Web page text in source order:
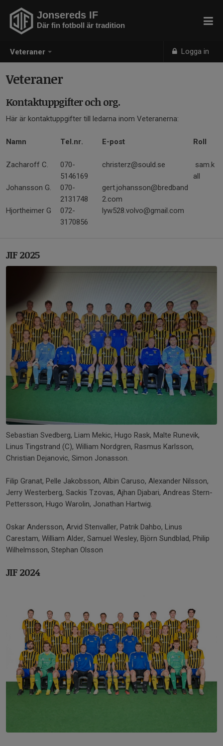
Veteraner Logga in
Jonsereds IF
Där fin fotboll är tradition
Veteraner
Kontaktuppgifter och org.
Här är kontaktuppgifter till ledarna inom Veteranerna:
Namn Tel.nr. E-post Roll
Zacharoff C.
070-
5146169
christerz@sould.se
sam.k
all
Johansson G.
070-
2131748
gert.johansson@bredband
2.com
Hjortheimer G
072-
3170856
lyw528.volvo@gmail.com
JIF 2025
Sebastian Svedberg, Liam Mekic, Hugo Rask, Malte Runevik,
Linus Tingstrand (C), William Nordgren, Rasmus Karlsson,
Christian Dejanovic, Simon Jonasson.
Filip Granat, Pelle Jakobsson, Albin Caruso, Alexander Nilsson,
Jerry Westerberg, Sackis Tzovas, Ajhan Djabari, Andreas Stern-
Pettersson, Hugo Warolin, Jonathan Hartwig.
Oskar Andersson, Arvid Stenvaller, Patrik Dahbo, Linus
Carestam, William Alder, Samuel Wesley, Björn Sundblad, Philip
Wilhelmsson, Stephan Olsson
JIF 2024